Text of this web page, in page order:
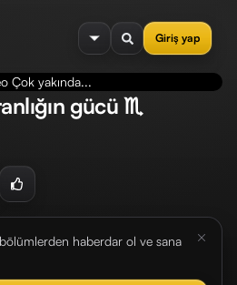
Giriş yap
Çok yakında...
gücü ♏️
haberdar ol ve sana